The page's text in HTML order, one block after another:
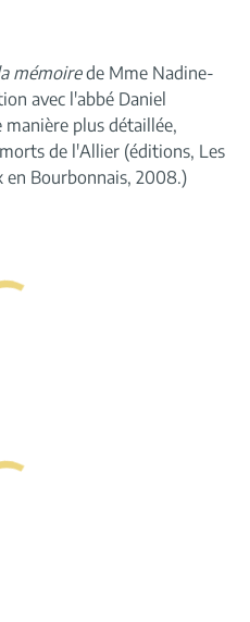
mémoirede Mme Nadine-
avec l'abbé Daniel
plus détaillée,
de l'Allier (éditions, Les
Bourbonnais, 2008.)